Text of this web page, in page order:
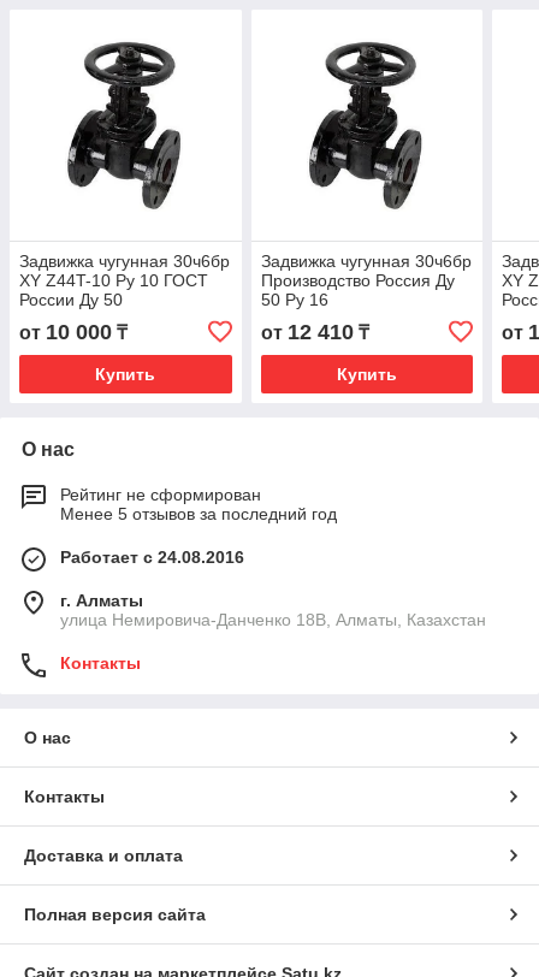
Задвижка чугунная 30ч6бр
ХY Z44T-10 Ру 10 ГОСТ
России Ду 50
от 10 000 ₸
Купить
Задвижка чугунная 30ч6бр
Производство Россия Ду
50 Ру 16
от 12 410₸
Купить
ХY
от
О нас
Рейтинг не сформирован
Менее 5 отзывов за последний год
Работает с 24.08.2016
г. Алматы
улица Немировича-Данченко 18В, Алматы, Казахстан
Контакты
О нас
Контакты
Доставка и оплата
Полная версия сайта